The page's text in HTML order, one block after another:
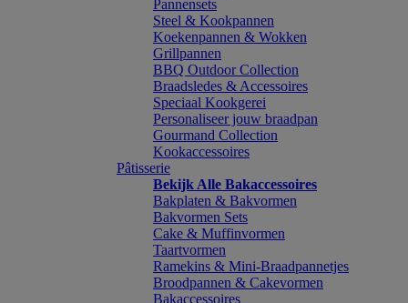
Pannensets
Steel & Kookpannen
Koekenpannen & Wokken
Grillpannen
BBQ Outdoor Collection
Braadsledes & Accessoires
Speciaal Kookgerei
Personaliseer jouw braadpan
Gourmand Collection
Kookaccessoires
Pâtisserie
Bekijk Alle Bakaccessoires
Bakplaten & Bakvormen
Bakvormen Sets
Cake & Muffinvormen
Taartvormen
Ramekins & Mini-Braadpannetjes
Broodpannen & Cakevormen
Bakaccessoires